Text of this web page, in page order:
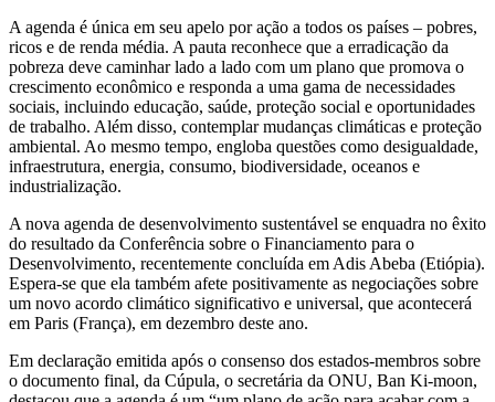
A agenda é única em seu apelo por ação a todos os países – pobres,
ricos e de renda média. A pauta reconhece que a erradicação da
pobreza deve caminhar lado a lado com um plano que promova o
crescimento econômico e responda a uma gama de necessidades
sociais, incluindo educação, saúde, proteção social e oportunidades
de trabalho. Além disso, contemplar mudanças climáticas e proteção
ambiental. Ao mesmo tempo, engloba questões como desigualdade,
infraestrutura, energia, consumo, biodiversidade, oceanos e
industrialização.
A nova agenda de desenvolvimento sustentável se enquadra no êxito
do resultado da Conferência sobre o Financiamento para o
Desenvolvimento, recentemente concluída em Adis Abeba (Etiópia).
Espera-se que ela também afete positivamente as negociações sobre
um novo acordo climático significativo e universal, que acontecerá
em Paris (França), em dezembro deste ano.
Em declaração emitida após o consenso dos estados-membros sobre
o documento final, da Cúpula, o secretária da ONU, Ban Ki-moon,